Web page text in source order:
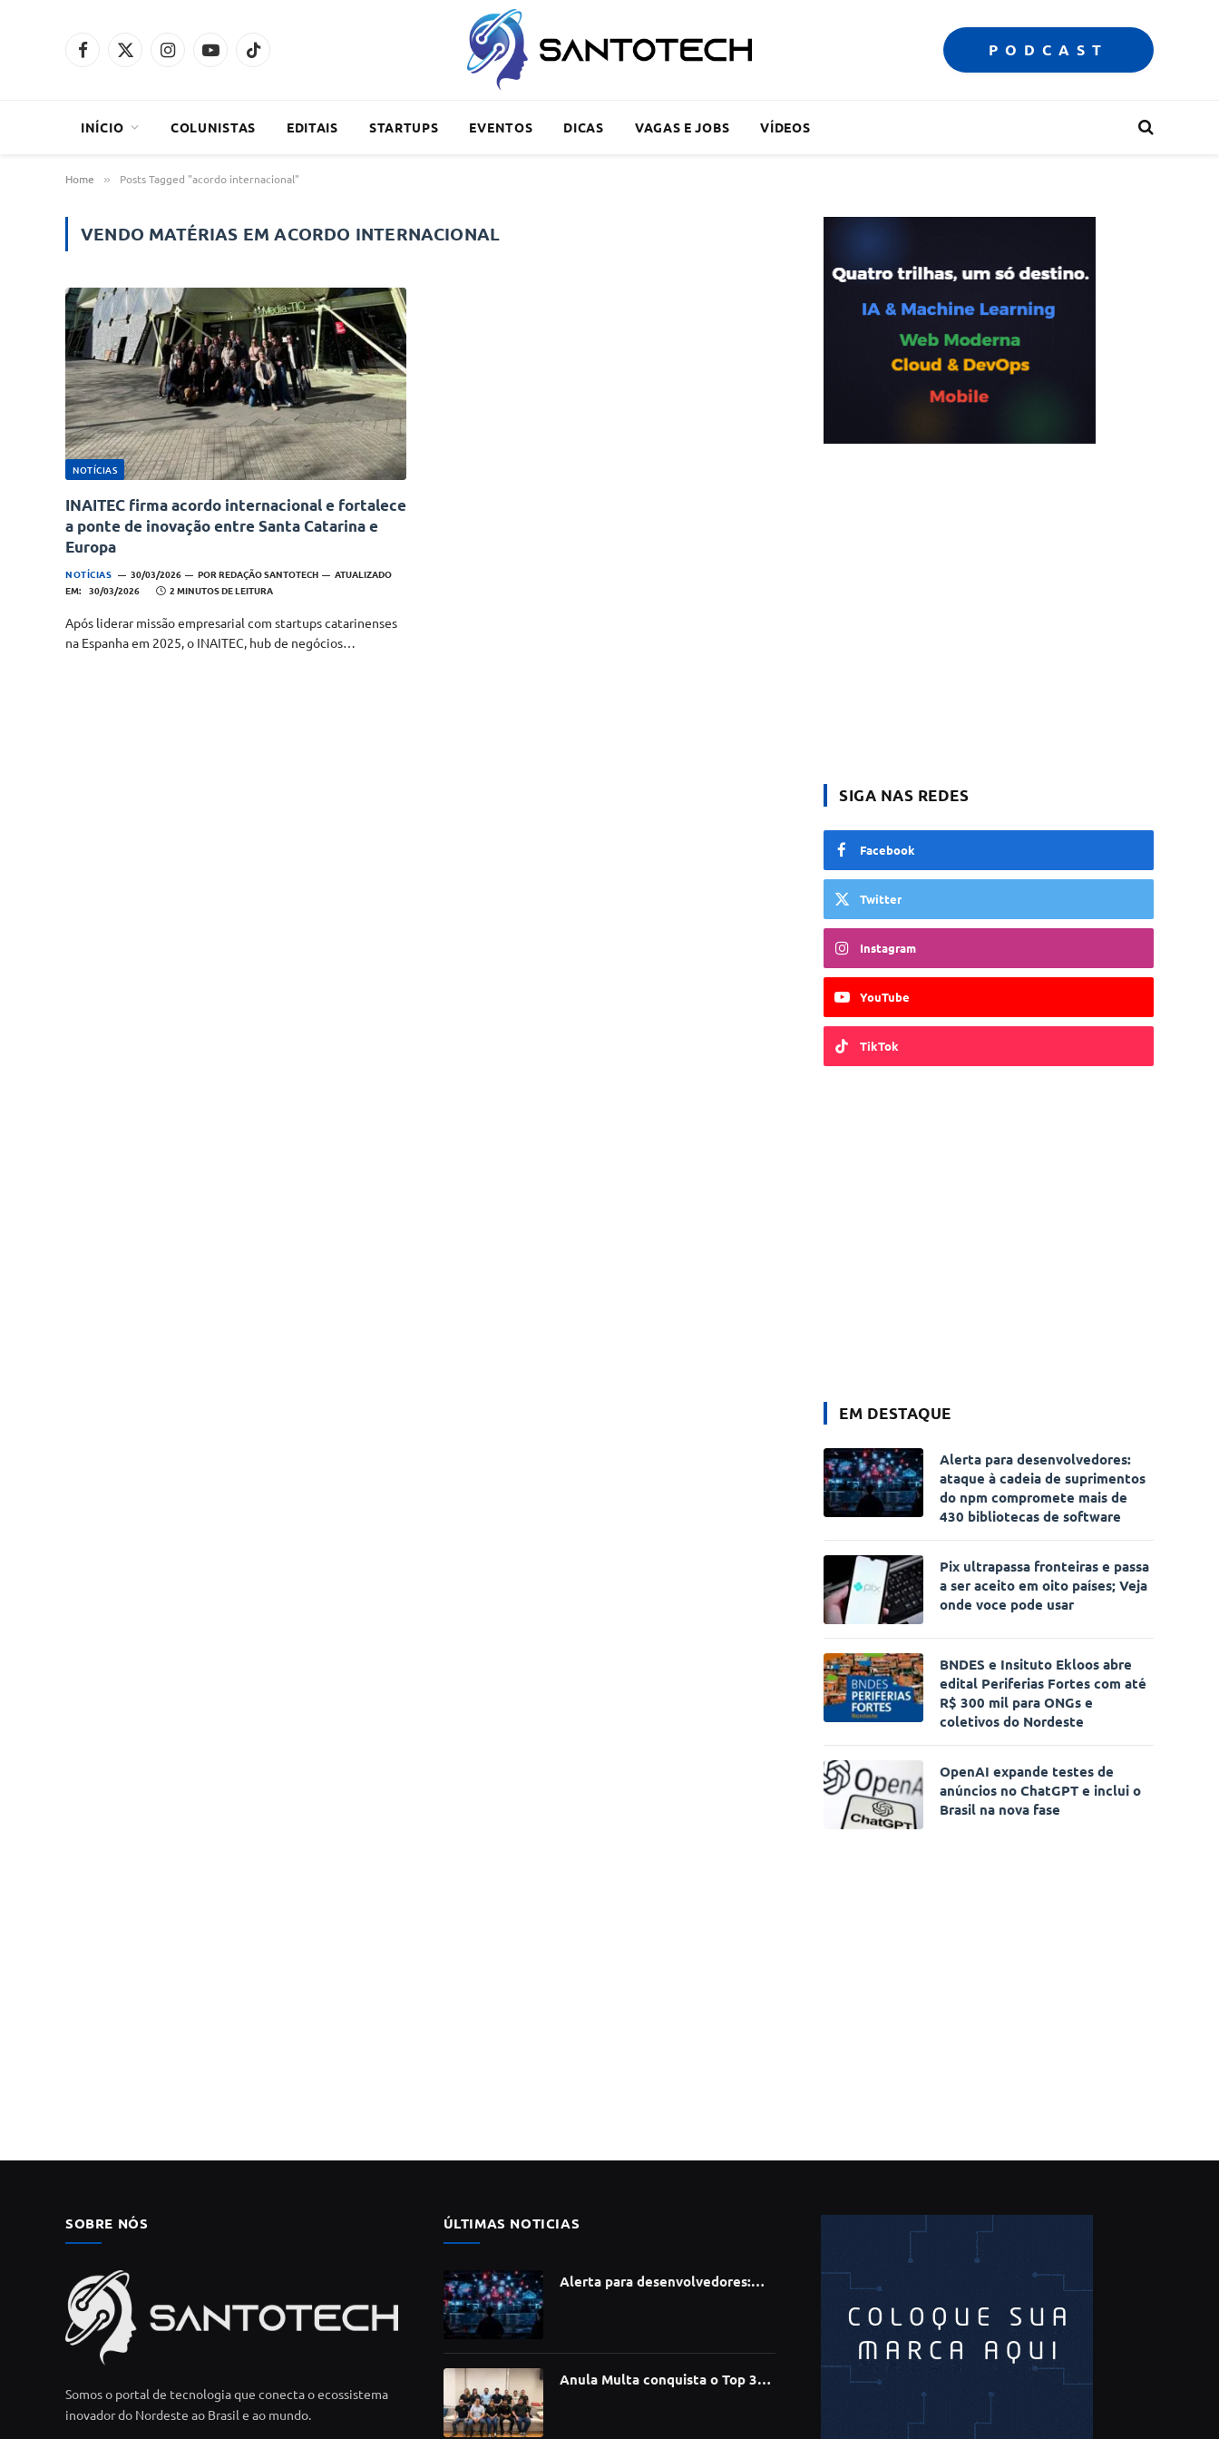
Facebook
X
InstagramYouTubeTikTok PODCAST
INÍCIO COLUNISTAS EDITAIS STARTUPS EVENTOS DICAS VAGAS E JOBS VÍDEOS
Home » Posts Tagged "acordo internacional"
VENDO MATÉRIAS EMACORDO INTERNACIONAL
NOTÍCIAS
INAITEC firma acordo internacional e fortalece
a ponte de inovação entre Santa Catarina e
Europa
NOTÍCIAS 30/03/2026 POR REDAÇÃO SANTOTECH
ATUALIZADO
EM: 30/03/2026 2 MINUTOS DE LEITURA
Após liderar missão empresarial com startups catarinenses
na Espanha em 2025, o INAITEC, hub de negócios…
SIGA NAS REDES
Facebook
Twitter
Instagram
YouTube
TikTok
EM DESTAQUE
Alerta para desenvolvedores:
ataque à cadeia de suprimentos
do npm compromete mais de
430 bibliotecas de software
Pix ultrapassa fronteiras e passa
a ser aceito em oito países; Veja
onde voce pode usar
BNDES e Insituto Ekloos abre
edital Periferias Fortes com até
R$ 300 mil para ONGs e
coletivos do Nordeste
OpenAI expande testes de
anúncios no ChatGPT e inclui o
Brasil na nova fase
SOBRE NÓS
Somos o portal de tecnologia que conecta o ecossistema
inovador do Nordeste ao Brasil e ao mundo.
ÚLTIMAS NOTICIAS
Alerta para desenvolvedores:
Anula Multa conquista o Top 30